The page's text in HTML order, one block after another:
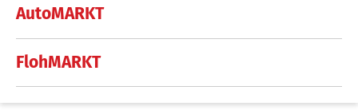
AutoMARKT
FlohMARKT